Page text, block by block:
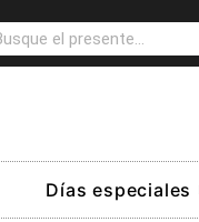
Días especiales